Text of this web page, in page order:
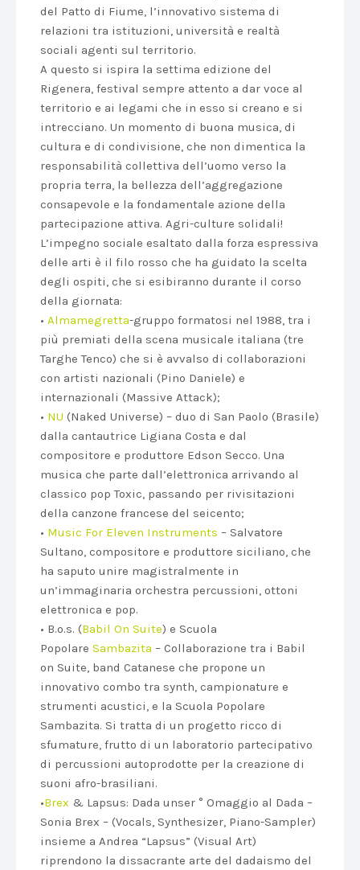
del Patto di Fiume, l’innovativo sistema di
relazioni tra istituzioni, università e realtà
sociali agenti sul territorio.
A questo si ispira la settima edizione del
Rigenera, festival sempre attento a dar voce al
territorio e ai legami che in esso si creano e si
intrecciano. Un momento di buona musica, di
cultura e di condivisione, che non dimentica la
responsabilità collettiva dell’uomo verso la
propria terra, la bellezza dell’aggregazione
consapevole e la fondamentale azione della
partecipazione attiva. Agri-culture solidali!
L’impegno sociale esaltato dalla forza espressiva
delle arti è il filo rosso che ha guidato la scelta
degli ospiti, che si esibiranno durante il corso
della giornata:
• Almamegretta-gruppo formatosi nel 1988, tra i
più premiati della scena musicale italiana (tre
Targhe Tenco) che si è avvalso di collaborazioni
con artisti nazionali (Pino Daniele) e
internazionali (Massive Attack);
• NU (Naked Universe) – duo di San Paolo (Brasile)
dalla cantautrice Ligiana Costa e dal
compositore e produttore Edson Secco. Una
musica che parte dall’elettronica arrivando al
classico pop Toxic, passando per rivisitazioni
della canzone francese del seicento;
• Music For Eleven Instruments – Salvatore
Sultano, compositore e produttore siciliano, che
ha saputo unire magistralmente in
un’immaginaria orchestra percussioni, ottoni
elettronica e pop.
• B.o.s. (Babil On Suite) e Scuola
Popolare Sambazita – Collaborazione tra i Babil
on Suite, band Catanese che propone un
innovativo combo tra synth, campionature e
strumenti acustici, e la Scuola Popolare
Sambazita. Si tratta di un progetto ricco di
sfumature, frutto di un laboratorio partecipativo
di percussioni autoprodotte per la creazione di
suoni afro-brasiliani.
•Brex & Lapsus: Dada unser ° Omaggio al Dada –
Sonia Brex – (Vocals, Synthesizer, Piano-Sampler)
insieme a Andrea “Lapsus” (Visual Art)
riprendono la dissacrante arte del dadaismo del